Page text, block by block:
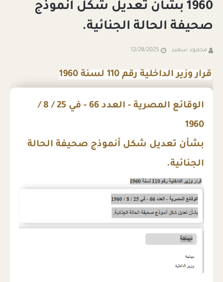
1960 بشأن تعديل شكل أنموذج
صحيفة الحالة الجنائية.
محمود سعيد 12/28/2025
قرار وزير الداخلية رقم 110 لسنة 1960
الوقائع المصرية - العدد 66 - في 25 / 8 /
1960
بشأن تعديل شكل أنموذج صحيفة الحالة
الجنائية.